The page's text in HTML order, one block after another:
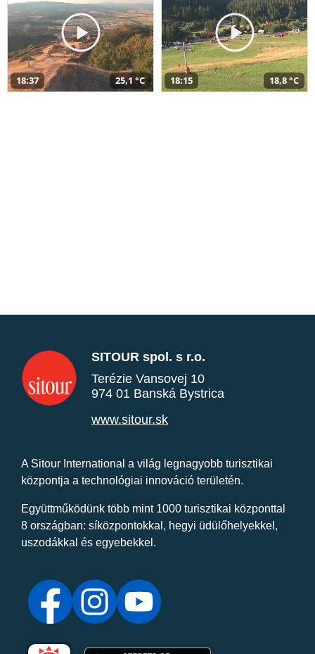
18:37 25,1 °C 18:15 18,8 °C
SITOUR spol. s r.o.
Terézie Vansovej 10
974 01 Banská Bystrica
www.sitour.sk
A Sitour International a világ legnagyobb turisztikai
központja a technológiai innováció területén.
Együttműködünk több mint 1000 turisztikai központtal
8 országban: síközpontokkal, hegyi üdülőhelyekkel,
uszodákkal és egyebekkel.